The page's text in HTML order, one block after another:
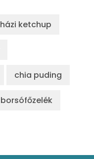
házi ketchup
chia puding
borsófőzelék